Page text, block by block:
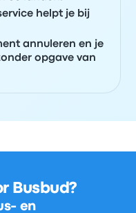
helpt je bij
annuleren en je
opgave van
Busbud?
en